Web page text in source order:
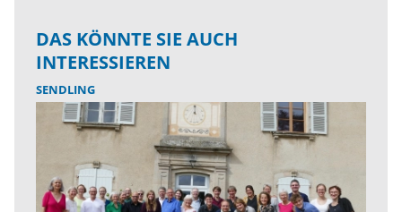
DAS KÖNNTE SIE AUCH
INTERESSIEREN
SENDLING